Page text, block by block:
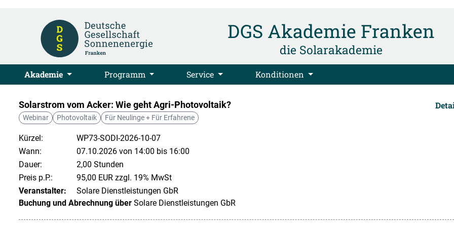
DGS Akademie Franken
die Solarakademie
Akademie Programm Service Konditionen
Solarstrom vom Acker: Wie geht Agri-Photovoltaik?
Webinar Photovoltaik Für Neulinge + Für Erfahrene
Kürzel:
WP73-SODI-2026-10-07
Wann:
07.10.2026 von 14:00 bis 16:00
Dauer:
2,00 Stunden
Preis p.P.:
95,00 EUR zzgl. 19% MwSt
Veranstalter:
Solare Dienstleistungen GbR
Buchung und Abrechnung über Solare Dienstleistungen GbR